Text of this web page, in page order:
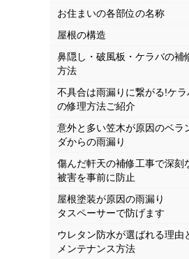
お住まいの各部位の名称
屋根の構造
鼻隠し・破風板・ケラバの補
方法
不具合は雨漏りに繋がる!ケラ
の修理方法ご紹介
意外と多い笠木が原因のベラ
ダからの雨漏り
傷んだ軒天の補修工事で深刻
被害を事前に防止
屋根塗装が原因の雨漏り
タスペーサーで防げます
ウレタン防水が選ばれる理由
メンテナンス方法